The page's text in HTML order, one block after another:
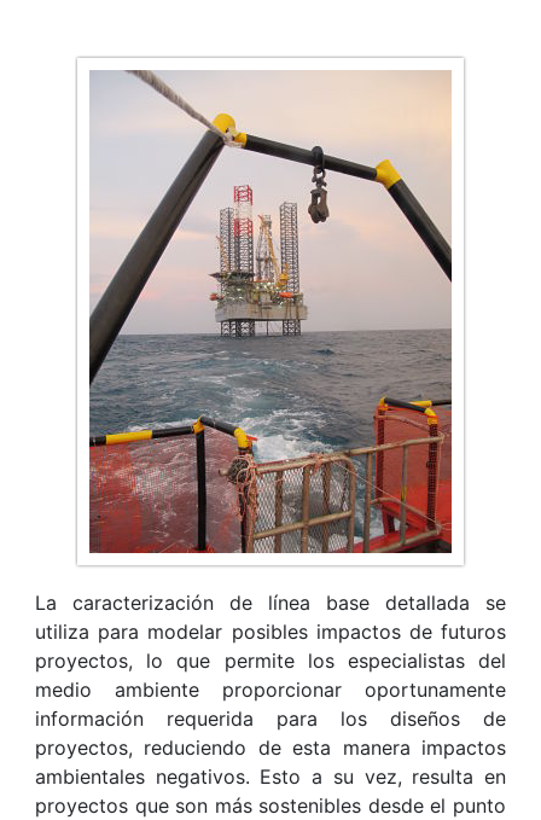
La caracterización de línea base detallada se
utiliza para modelar posibles impactos de futuros
proyectos, lo que permite los especialistas del
medio ambiente proporcionar oportunamente
información requerida para los diseños de
proyectos, reduciendo de esta manera impactos
ambientales negativos. Esto a su vez, resulta en
proyectos que son más sostenibles desde el punto